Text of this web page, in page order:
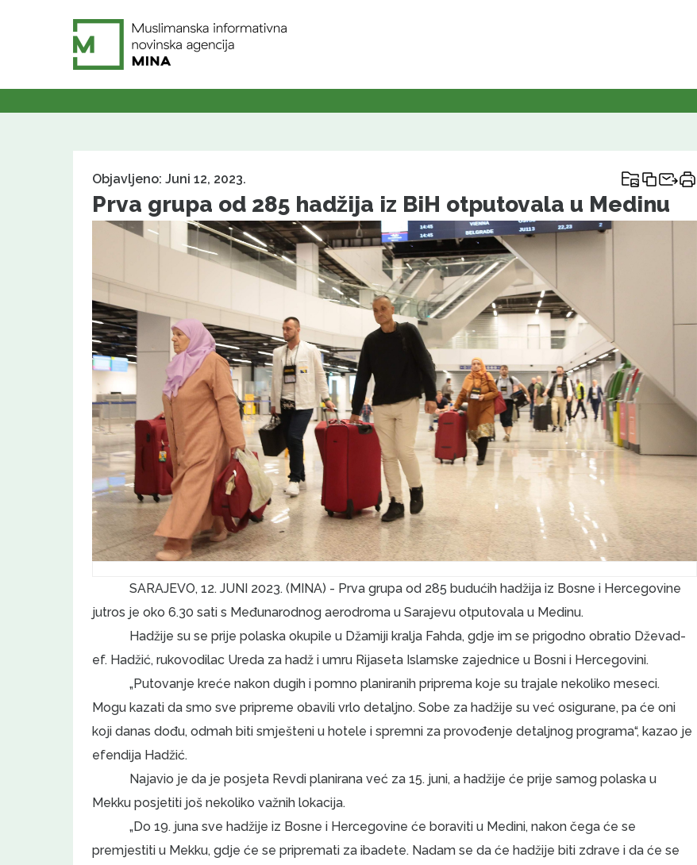
Objavljeno: Juni 12, 2023.
Prva grupa od 285 hadžija iz BiH otputovala u Medinu
SARAJEVO, 12. JUNI 2023. (MINA) - Prva grupa od 285 budućih hadžija iz Bosne i Hercegovine
jutros je oko 6.30 sati s Međunarodnog aerodroma u Sarajevu otputovala u Medinu.
Hadžije su se prije polaska okupile u Džamiji kralja Fahda, gdje im se prigodno obratio Dževad-
ef. Hadžić, rukovodilac Ureda za hadž i umru Rijaseta Islamske zajednice u Bosni i Hercegovini.
„Putovanje kreće nakon dugih i pomno planiranih priprema koje su trajale nekoliko meseci.
Mogu kazati da smo sve pripreme obavili vrlo detaljno. Sobe za hadžije su već osigurane, pa će oni
koji danas dođu, odmah biti smješteni u hotele i spremni za provođenje detaljnog programa“, kazao je
efendija Hadžić.
Najavio je da je posjeta Revdi planirana već za 15. juni, a hadžije će prije samog polaska u
Mekku posjetiti još nekoliko važnih lokacija.
„Do 19. juna sve hadžije iz Bosne i Hercegovine će boraviti u Medini, nakon čega će se
premjestiti u Mekku, gdje će se pripremati za ibadete. Nadam se da će hadžije biti zdrave i da će se